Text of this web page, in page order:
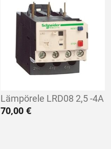
Lämpörele LRD08 2,5 -4A
70,00€